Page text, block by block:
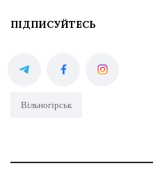
ПІДПИСУЙТЕСЬ
Вільногірськ